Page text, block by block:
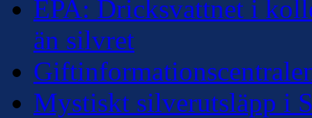
EPA: Dricksvattnet i
än silvret
Mystiskt silverutsläpp i